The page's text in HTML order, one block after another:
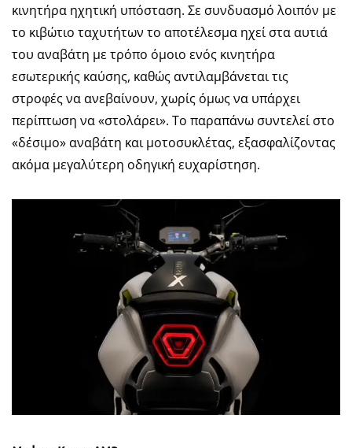
κινητήρα ηχητική υπόσταση. Σε συνδυασμό λοιπόν με
το κιβώτιο ταχυτήτων το αποτέλεσμα ηχεί στα αυτιά
του αναβάτη με τρόπο όμοιο ενός κινητήρα
εσωτερικής καύσης, καθώς αντιλαμβάνεται τις
στροφές να ανεβαίνουν, χωρίς όμως να υπάρχει
περίπτωση να «στολάρει». Το παραπάνω συντελεί στο
«δέσιμο» αναβάτη και μοτοσυκλέτας, εξασφαλίζοντας
ακόμα μεγαλύτερη οδηγική ευχαρίστηση.